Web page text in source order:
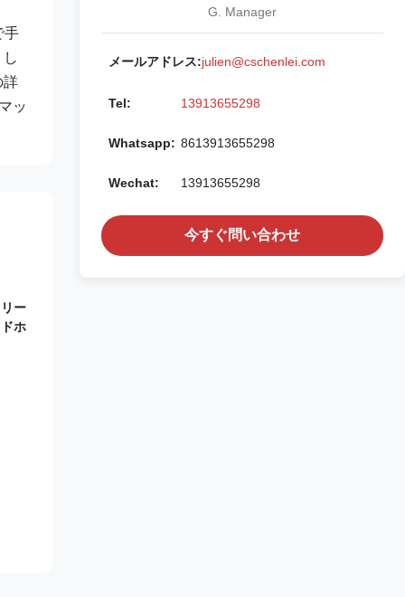
手
詳
ッ
ー
ホ
G. Manager
メールアドレス:julien@cschenlei.com
Tel: 13913655298
Whatsapp: 8613913655298
Wechat: 13913655298
今すぐ問い合わせ